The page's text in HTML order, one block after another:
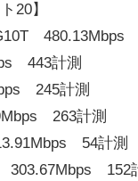
20】
480.13Mbps
443計測
245計測
263計測
54計測
303.67Mbps 152